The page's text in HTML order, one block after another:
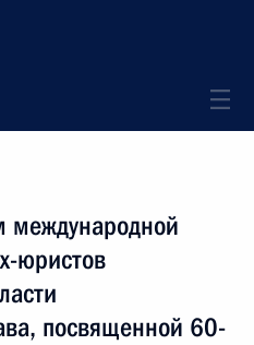
международной
юристов
посвященной 60-